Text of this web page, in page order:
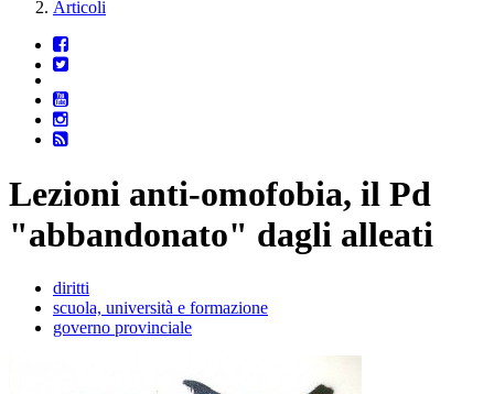
Articoli
Lezioni anti-omofobia, il Pd
"abbandonato" dagli alleati
diritti
scuola, università e formazione
governo provinciale